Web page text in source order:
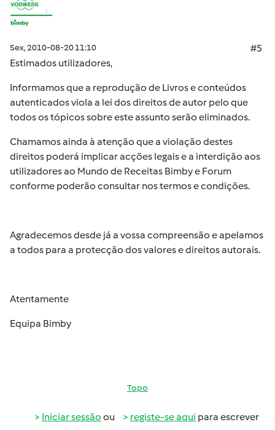
Sex, 2010-08-20 11:10
#5
Estimados utilizadores,
Informamos que a reprodução de Livros e conteúdos
autenticados viola a lei dos direitos de autor pelo que
todos os tópicos sobre este assunto serão eliminados.
Chamamos ainda à atenção que a violação destes
direitos poderá implicar acções legais e a interdição aos
utilizadores ao Mundo de Receitas Bimby e Forum
conforme poderão consultar nos termos e condições.
Agradecemos desde já a vossa compreensão e apelamos
a todos para a protecção dos valores e direitos autorais.
Atentamente
Equipa Bimby
Topo
Iniciar sessão ou registe-se aqui para escrever